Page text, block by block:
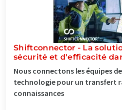
Shiftconnector - La
sécurité et d'efficacité
Nous connectons les équipes
technologie pour un transfert
connaissances